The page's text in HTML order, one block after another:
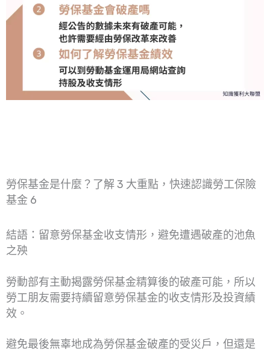
勞保基金是什麼？了解 3 大重點，快速認識勞工保險
基金 6
結語：留意勞保基金收支情形，避免遭遇破產的池魚
之殃
勞動部有主動揭露勞保基金精算後的破產可能，所以
勞工朋友需要持續留意勞保基金的收支情形及投資績
效。
避免最後無辜地成為勞保基金破產的受災戶，但還是